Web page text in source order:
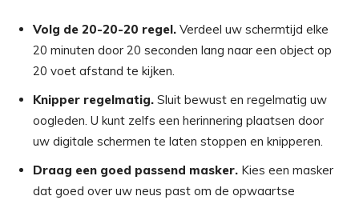
Volg de 20-20-20 regel. Verdeel uw schermtijd elke
20 minuten door 20 seconden lang naar een object op
20 voet afstand te kijken.
Knipper regelmatig. Sluit bewust en regelmatig uw
oogleden. U kunt zelfs een herinnering plaatsen door
uw digitale schermen te laten stoppen en knipperen.
Draag een goed passend masker. Kies een masker
dat goed over uw neus past om de opwaartse